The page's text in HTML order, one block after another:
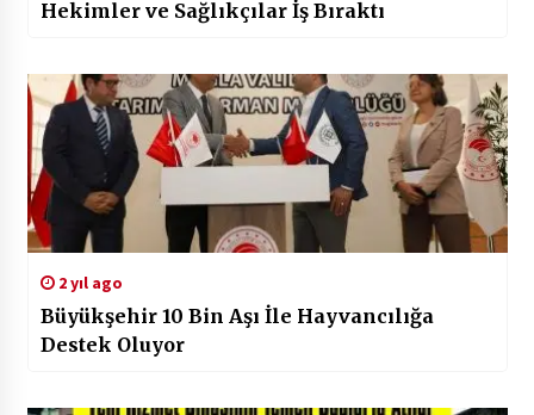
Hekimler ve Sağlıkçılar İş Bıraktı
2 yıl ago
Büyükşehir 10 Bin Aşı İle Hayvancılığa
Destek Oluyor